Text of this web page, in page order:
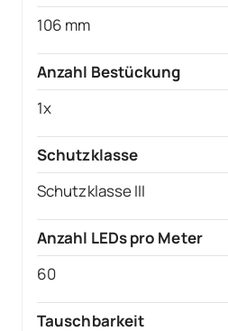
106 mm
Anzahl Bestückung
1x
Schutzklasse
Schutzklasse III
Anzahl LEDs pro Meter
60
Tauschbarkeit